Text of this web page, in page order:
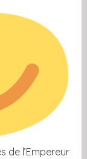
de l’Empereur